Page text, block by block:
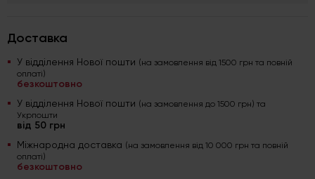
Доставка
У відділення Нової пошти (на замовлення від 1500 грн та повній
оплаті)
безкоштовно
У відділення Нової пошти (на замовлення до 1500 грн) та
Укрпошти
від 50 грн
Міжнародна доставка (на замовлення від 10 000 грн та повній
оплаті)
безкоштовно